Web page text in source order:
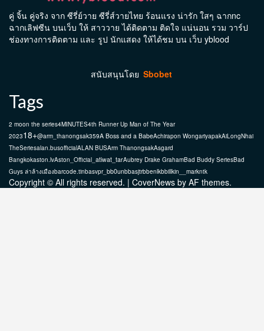
คู่ จิ้น คู่จริง จาก ซีรี่ย์วาย ซีรี่ส์วายไทย ร้อนแรง น่ารัก ใสๆ ฉากnc
ฉากเลิฟซีน บนเว็บ ให้ สาววาย ได้ติดตาม ติดใจ แน่นอน รวม วาร์ป
ช่องทางการติดตาม และ รูป นักแสดง ให้ได้ชม บน เว็บ yblood
สนับสนุนโดย Sbobet
Tags
2 moon the series4MINUTES4th Runner Up Man of The Year
202318+@arm_thanongsak359A Boss and a BabeAchirapon WongariyapakAiLongNhai
TheSeriesalan.busofficialALAN BUSArm ThanongsakAsgard
Bangkokaston.lvAston_Official_ atiwat_tarAubrey Drake GrahamBad Buddy SeriesBad
Guys ล่าล้างเมืองbarcode.tinbasvpr_ bb0unbbasjtrbbenlkbbillkin __markntk
Copyright © All rights reserved. | CoverNews by AF themes.